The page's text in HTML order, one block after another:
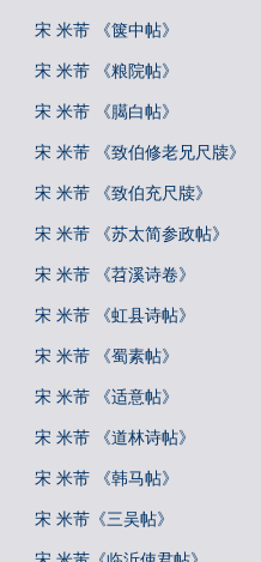
宋 米芾 《箧中帖》
宋 米芾 《粮院帖》
宋 米芾 《臈白帖》
宋 米芾 《致伯修老兄尺牍》
宋 米芾 《致伯充尺牍》
宋 米芾 《苏太简参政帖》
宋 米芾 《苕溪诗卷》
宋 米芾 《虹县诗帖》
宋 米芾 《蜀素帖》
宋 米芾 《适意帖》
宋 米芾 《道林诗帖》
宋 米芾 《韩马帖》
宋 米芾《三吴帖》